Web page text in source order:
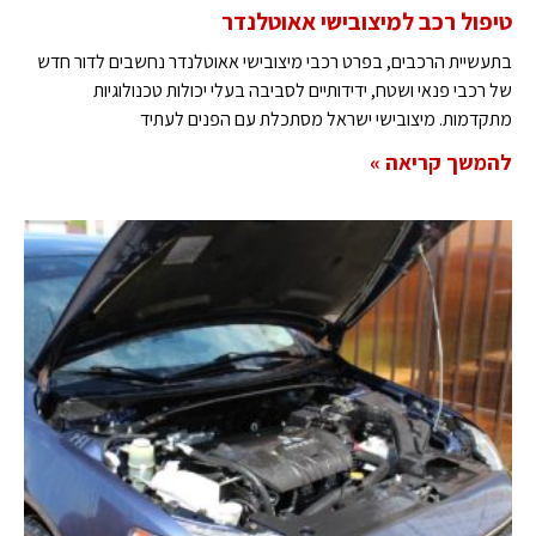
טיפול רכב למיצובישי אאוטלנדר
בתעשיית הרכבים, בפרט רכבי מיצובישי אאוטלנדר נחשבים לדור חדש
של רכבי פנאי ושטח, ידידותיים לסביבה בעלי יכולות טכנולוגיות
מתקדמות. מיצובישי ישראל מסתכלת עם הפנים לעתיד
להמשך קריאה »